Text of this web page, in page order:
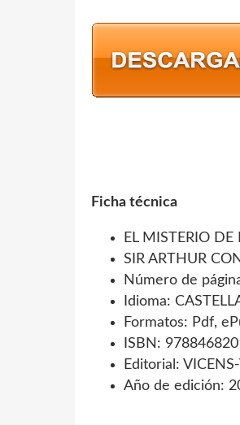
Ficha técnica
EL MISTERIO DE
SIR ARTHUR
Número de
Idioma:
Formatos: Pdf,
ISBN:
Editorial:
Año de edición: